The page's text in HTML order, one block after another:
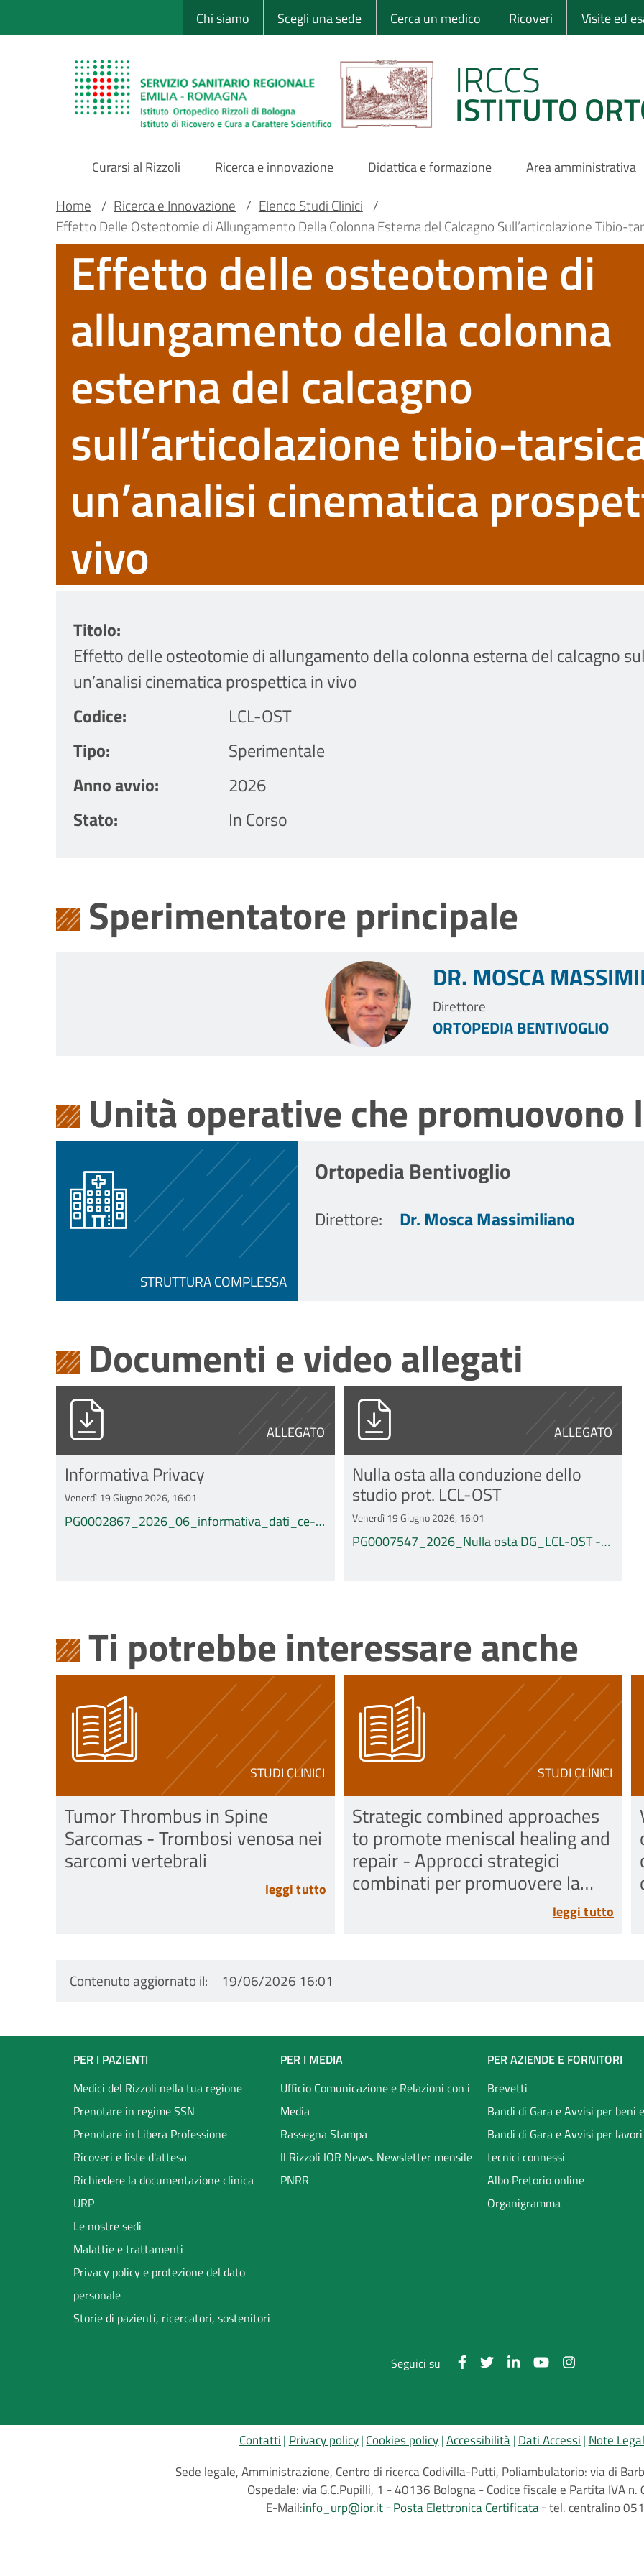
al
Sito Web Istituto Ortopedico
Chi siamo Scegli una sede Cerca un medico Ricoveri Visite ed
IRCCS
ISTITUTO
Main
Navigation
Curarsi al Rizzoli Ricerca e innovazione Didattica e formazione Area amministrativa
Main container
Briciole
pane
Home / Ricerca e Innovazione / Elenco Studi Clinici /
Effetto Delle Osteotomie di Allungamento Della Colonna Esterna del Calcagno Sull’articolazione Tibio-
Effetto delle osteotomie di
allungamento della colonna
esterna del calcagno
sull’articolazione tibio-
un’analisi cinematica
vivo
Titolo
Effetto delle osteotomie di allungamento della colonna esterna del calcagno
un’analisi cinematica prospettica in vivo
Codice
LCL-OST
Tipo
Sperimentale
Anno avvio
2026
Stato
In Corso
Sperimentatore principale
DR. MOSCA
Direttore
ORTOPEDIA BENTIVOGLIO
Unità operative che promuovono
STRUTTURA COMPLESSA
Ortopedia Bentivoglio
Direttore: Dr. Mosca Massimiliano
Documenti e video allegati
ALLEGATO
PG0002867_2026_06_informativa_dati_ce-avec_v.1.0 LCL-OST.pdf
Informativa Privacy
Venerdì 19 Giugno 2026, 16:01
PG0002867_2026_06_informativa_dati_ce-
ALLEGATO
PG0007547_2026_Nulla osta DG_LCL-
Nulla osta alla conduzione dello
studio prot. LCL-OST
Venerdì 19 Giugno 2026, 16:01
PG0007547_2026_Nulla osta DG_LCL-OST -
Ti potrebbe interessare anche
STUDI CLINICI
Tumor Thrombus in Spine
Sarcomas - Trombosi venosa nei
sarcomi vertebrali
leggi tutto
STUDI CLINICI
Strategic combined approaches
to promote meniscal healing and
repair - Approcci strategici
combinati per promuovere la
guarigione e la riparazione del
leggi tutto
Contenuto aggiornato il 19/06/2026 16:01
Footer
menu
PER I PAZIENTI
Medici del Rizzoli nella tua regione
Prenotare in regime SSN
Prenotare in Libera Professione
Ricoveri e liste d'attesa
Richiedere la documentazione clinica
URP
Le nostre sedi
Malattie e trattamenti
Privacy policy e protezione del dato
personale
Storie di pazienti, ricercatori, sostenitori
PER I MEDIA
Ufficio Comunicazione e Relazioni con i
Media
Rassegna Stampa
Il Rizzoli IOR News. Newsletter mensile
PNRR
PER AZIENDE E FORNITORI
Brevetti
Bandi di Gara e Avvisi per beni
Bandi di Gara e Avvisi per
tecnici connessi
Albo Pretorio online
Organigramma
Seguici su
Contatti Privacy policy Cookies policy Accessibilità Dati Accessi Note
Sede legale, Amministrazione, Centro di ricerca Codivilla-Putti, Poliambulatorio: via di
Ospedale: via G.C.Pupilli, 1 - 40136 Bologna - Codice fiscale e Partita IVA
E-Mail:info_urp@ior.it Posta Elettronica Certificata tel. centralino